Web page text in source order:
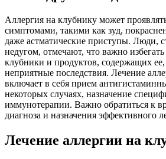
Аллергия на клубнику может
симптомами, такими как зуд,
даже астматические приступы. Люди,
недугом, отмечают, что важно
клубники и продуктов, содержащих
неприятные последствия. Лечение
включает в себя прием
некоторых случаях, назначение
иммунотерапии. Важно обратиться к
диагноза и назначения эффективного
Лечение аллергии на